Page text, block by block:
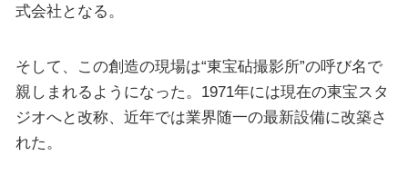
式会社となる。
そして、この創造の現場は“東宝砧撮影所”の呼び名で
親しまれるようになった。1971年には現在の東宝スタ
ジオへと改称、近年では業界随一の最新設備に改築さ
れた。